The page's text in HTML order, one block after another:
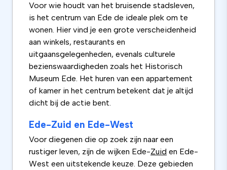
Voor wie houdt van het bruisende stadsleven,
is het centrum van Ede de ideale plek om te
wonen. Hier vind je een grote verscheidenheid
aan winkels, restaurants en
uitgaansgelegenheden, evenals culturele
bezienswaardigheden zoals het Historisch
Museum Ede. Het huren van een appartement
of kamer in het centrum betekent dat je altijd
dicht bij de actie bent.
Ede-Zuid en Ede-West
Voor diegenen die op zoek zijn naar een
rustiger leven, zijn de wijken Ede-Zuid en Ede-
West een uitstekende keuze. Deze gebieden